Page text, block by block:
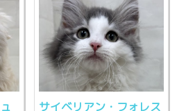
サイベリアン・フォレス